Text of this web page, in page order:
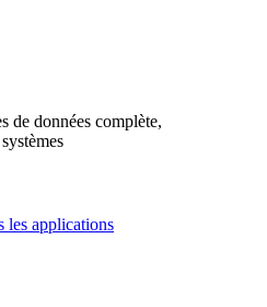
de données complète,
les applications